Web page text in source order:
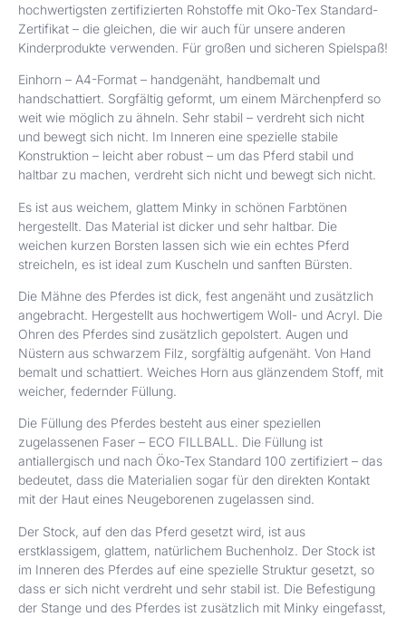
hochwertigsten zertifizierten Rohstoffe mit Oko-Tex Standard-
Zertifikat – die gleichen, die wir auch für unsere anderen
Kinderprodukte verwenden. Für großen und sicheren Spielspaß!
Einhorn – A4-Format – handgenäht, handbemalt und
handschattiert. Sorgfältig geformt, um einem Märchenpferd so
weit wie möglich zu ähneln. Sehr stabil – verdreht sich nicht
und bewegt sich nicht. Im Inneren eine spezielle stabile
Konstruktion – leicht aber robust – um das Pferd stabil und
haltbar zu machen, verdreht sich nicht und bewegt sich nicht.
Es ist aus weichem, glattem Minky in schönen Farbtönen
hergestellt. Das Material ist dicker und sehr haltbar. Die
weichen kurzen Borsten lassen sich wie ein echtes Pferd
streicheln, es ist ideal zum Kuscheln und sanften Bürsten.
Die Mähne des Pferdes ist dick, fest angenäht und zusätzlich
angebracht. Hergestellt aus hochwertigem Woll- und Acryl. Die
Ohren des Pferdes sind zusätzlich gepolstert. Augen und
Nüstern aus schwarzem Filz, sorgfältig aufgenäht. Von Hand
bemalt und schattiert. Weiches Horn aus glänzendem Stoff, mit
weicher, federnder Füllung.
Die Füllung des Pferdes besteht aus einer speziellen
zugelassenen Faser – ECO FILLBALL. Die Füllung ist
antiallergisch und nach Öko-Tex Standard 100 zertifiziert – das
bedeutet, dass die Materialien sogar für den direkten Kontakt
mit der Haut eines Neugeborenen zugelassen sind.
Der Stock, auf den das Pferd gesetzt wird, ist aus
erstklassigem, glattem, natürlichem Buchenholz. Der Stock ist
im Inneren des Pferdes auf eine spezielle Struktur gesetzt, so
dass er sich nicht verdreht und sehr stabil ist. Die Befestigung
der Stange und des Pferdes ist zusätzlich mit Minky eingefasst,